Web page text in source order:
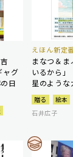
ャグ
日
えほん新定
まなつ＆
いるから
星のような
贈る
絵本
石井広子